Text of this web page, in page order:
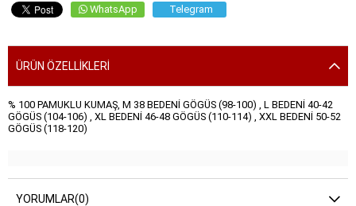
WhatsApp Telegram
ÜRÜN ÖZELLIKLERI
% 100 PAMUKLU KUMAŞ, M 38 BEDENİ GÖGÜS (98-100) , L BEDENİ 40-42
GÖGÜS (104-106) , XL BEDENİ 46-48 GÖGÜS (110-114) , XXL BEDENİ 50-52
GÖGÜS (118-120)
YORUMLAR(0)